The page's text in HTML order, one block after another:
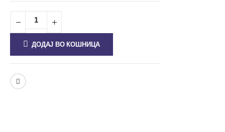
ДОДАЈ ВО КОШНИЦА